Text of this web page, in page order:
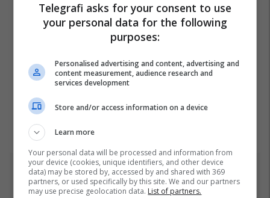
Top 5
Telegrafi asks for your consent to use
your personal data for the following
purposes:
Personalised advertising and content, advertising and
content measurement, audience research and
services development
Store and/or access information on a device
Learn more
Your personal data will be processed and information from
your device (cookies, unique identifiers, and other device
data) may be stored by, accessed by and shared with 369
partners, or used specifically by this site. We and our partners
may use precise geolocation data. List of partners.